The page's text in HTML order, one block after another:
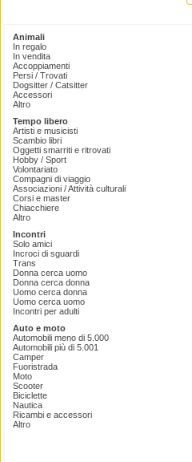
Animali
In regalo
In vendita
Accoppiamenti
Persi / Trovati
Dogsitter / Catsitter
Accessori
Altro
Tempo libero
Artisti e musicisti
Scambio libri
Oggetti smarriti e ritrovati
Hobby / Sport
Volontariato
Compagni di viaggio
Associazioni / Attività culturali
Corsi e master
Chiacchiere
Altro
Incontri
Solo amici
Incroci di sguardi
Trans
Donna cerca uomo
Donna cerca donna
Uomo cerca donna
Uomo cerca uomo
Incontri per adulti
Auto e moto
Automobili meno di 5.000
Automobili più di 5.001
Camper
Fuoristrada
Moto
Scooter
Biciclette
Nautica
Ricambi e accessori
Altro